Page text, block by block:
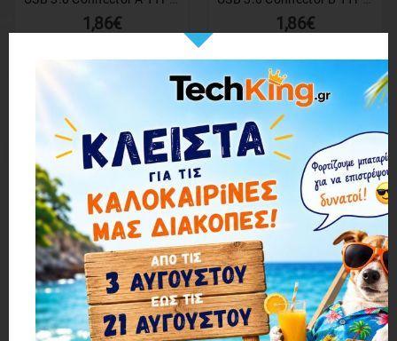
1,86€ 1,86€
1 ΕΩΣ 3 ΗΜΕΡΕΣ
VGA Connector - VGA 15 PIN (down)
1,86€
1 ΕΩΣ 3 ΗΜΕΡΕΣ
DVI Connector - DVI 24+5, Copper, Bronze
2,44€